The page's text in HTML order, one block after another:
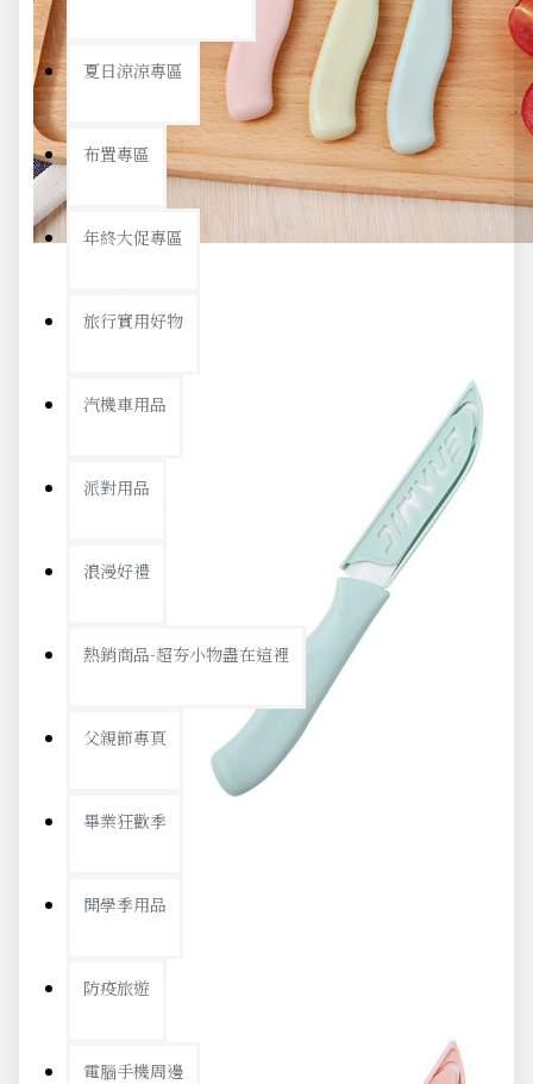
夏日涼涼專區
布置專區
年終大促專區
旅行實用好物
汽機車用品
派對用品
浪漫好禮
熱銷商品-超夯小物盡在這裡
父親節專頁
畢業狂歡季
開學季用品
防疫旅遊
電腦手機周邊